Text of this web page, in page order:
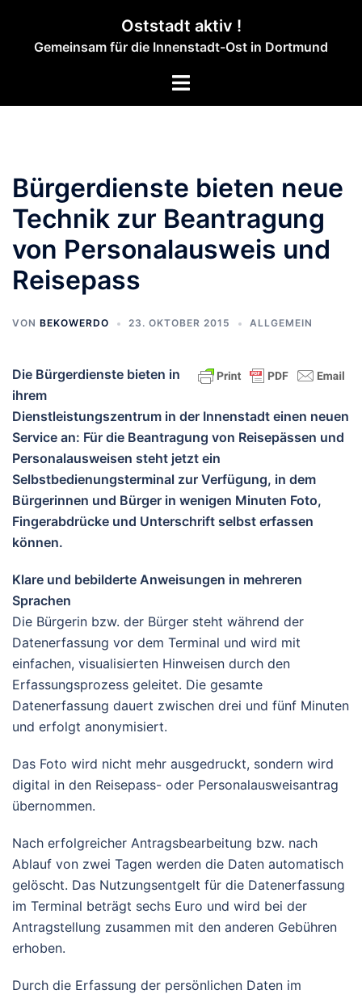
springen
Oststadt aktiv !
Gemeinsam für die Innenstadt-Ost in Dortmund
Menü
Bürgerdienste bieten neue
Technik zur Beantragung
von Personalausweis und
Reisepass
VON BEKOWERDO 23. OKTOBER 2015 ALLGEMEIN
Die Bürgerdienste bieten in
ihrem
Dienstleistungszentrum in der Innenstadt einen neuen
Service an: Für die Beantragung von Reisepässen und
Personalausweisen steht jetzt ein
Selbstbedienungsterminal zur Verfügung, in dem
Bürgerinnen und Bürger in wenigen Minuten Foto,
Fingerabdrücke und Unterschrift selbst erfassen
können.
Klare und bebilderte Anweisungen in mehreren
Sprachen
Die Bürgerin bzw. der Bürger steht während der
Datenerfassung vor dem Terminal und wird mit
einfachen, visualisierten Hinweisen durch den
Erfassungsprozess geleitet. Die gesamte
Datenerfassung dauert zwischen drei und fünf Minuten
und erfolgt anonymisiert.
Das Foto wird nicht mehr ausgedruckt, sondern wird
digital in den Reisepass- oder Personalausweisantrag
übernommen.
Nach erfolgreicher Antragsbearbeitung bzw. nach
Ablauf von zwei Tagen werden die Daten automatisch
gelöscht. Das Nutzungsentgelt für die Datenerfassung
im Terminal beträgt sechs Euro und wird bei der
Antragstellung zusammen mit den anderen Gebühren
erhoben.
Durch die Erfassung der persönlichen Daten im